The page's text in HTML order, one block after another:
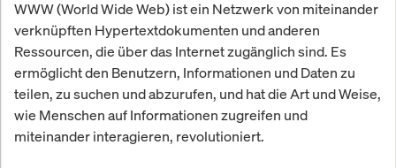
WWW (World Wide Web) ist ein Netzwerk von miteinander
verknüpften Hypertextdokumenten und anderen
Ressourcen, die über das Internet zugänglich sind. Es
ermöglicht den Benutzern, Informationen und Daten zu
teilen, zu suchen und abzurufen, und hat die Art und Weise,
wie Menschen auf Informationen zugreifen und
miteinander interagieren, revolutioniert.